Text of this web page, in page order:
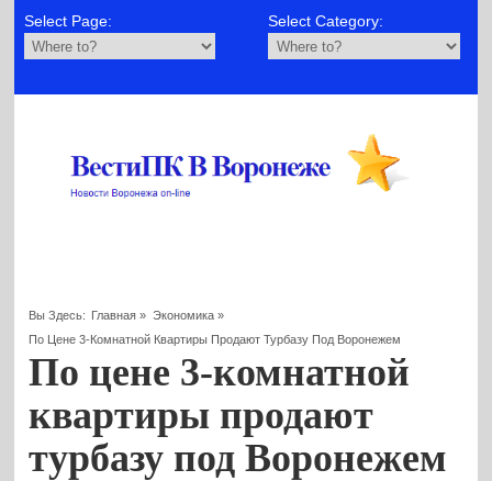
Select Page: Select Category:
Вы Здесь: Главная » Экономика»
По Цене 3-Комнатной Квартиры Продают Турбазу Под Воронежем
По цене 3-комнатной
квартиры продают
турбазу под Воронежем